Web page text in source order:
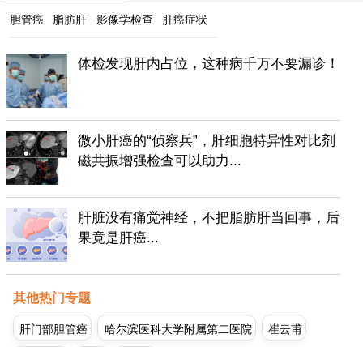
胆管癌 脂肪肝 影像学检查 肝癌症状
体检发现肝内占位，这种病千万不要漏诊！
微小肝癌的“侦察兵”，肝细胞特异性对比剂
磁共振增强检查可以助力...
肝脏没有痛觉神经，不把脂肪肝当回事，后
果竟是肝癌...
其他热门专题
肝门部胆管癌 哈尔滨医科大学附属第二医院 崔云甫